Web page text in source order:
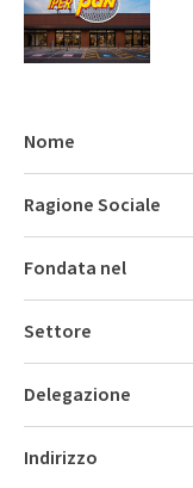
Nome
Ragione Sociale
Fondata nel
Settore
Delegazione
Indirizzo